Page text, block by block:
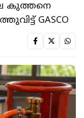
കുത്തനെ
GASCO